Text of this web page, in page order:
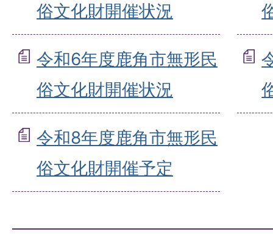
俗文化財開催状況
令和6年度鹿角市無形民
俗文化財開催状況
令和8年度鹿角市無形民
俗文化財開催予定